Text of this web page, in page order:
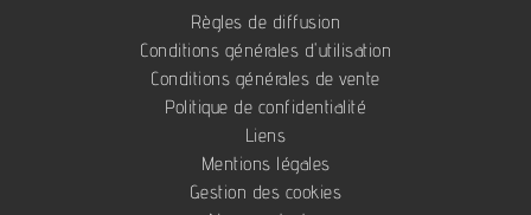
Règles de diffusion
Conditions générales d'utilisation
Conditions générales de vente
Politique de confidentialité
Liens
Mentions légales
Gestion des cookies